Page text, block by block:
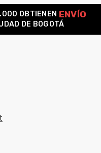
OBTIENEN ENVÍO
DE BOGOTÁ
SEARCH